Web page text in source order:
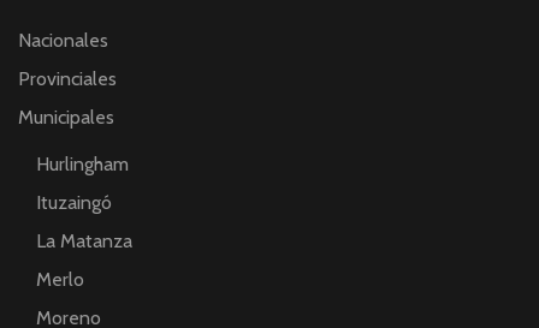
Nacionales
Provinciales
Municipales
Hurlingham
Ituzaingó
La Matanza
Merlo
Moreno